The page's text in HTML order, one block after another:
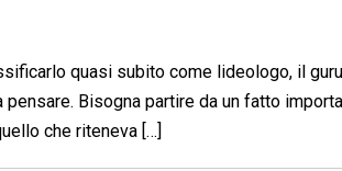
quasi subito come lideologo, il
Bisogna partire da un fatto
che riteneva […]